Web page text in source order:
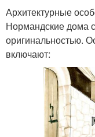
Архитектурные
Нормандские дома
оригинальностью.
включают: